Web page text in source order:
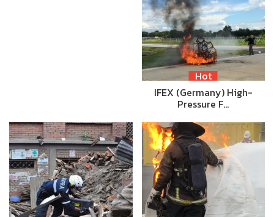
Hot
IFEX (Germany) High-
Pressure F…